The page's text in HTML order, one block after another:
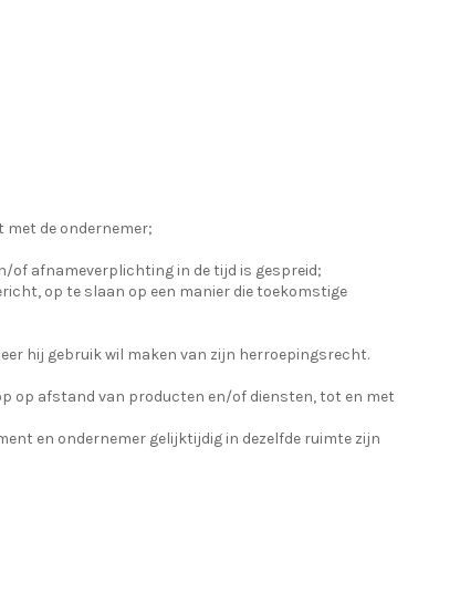
met de ondernemer;
of afnameverplichting in de tijd is gespreid;
op te slaan op een manier die toekomstige
hij gebruik wil maken van zijn herroepingsrecht.
op afstand van producten en/of diensten, tot en met
en ondernemer gelijktijdig in dezelfde ruimte zijn